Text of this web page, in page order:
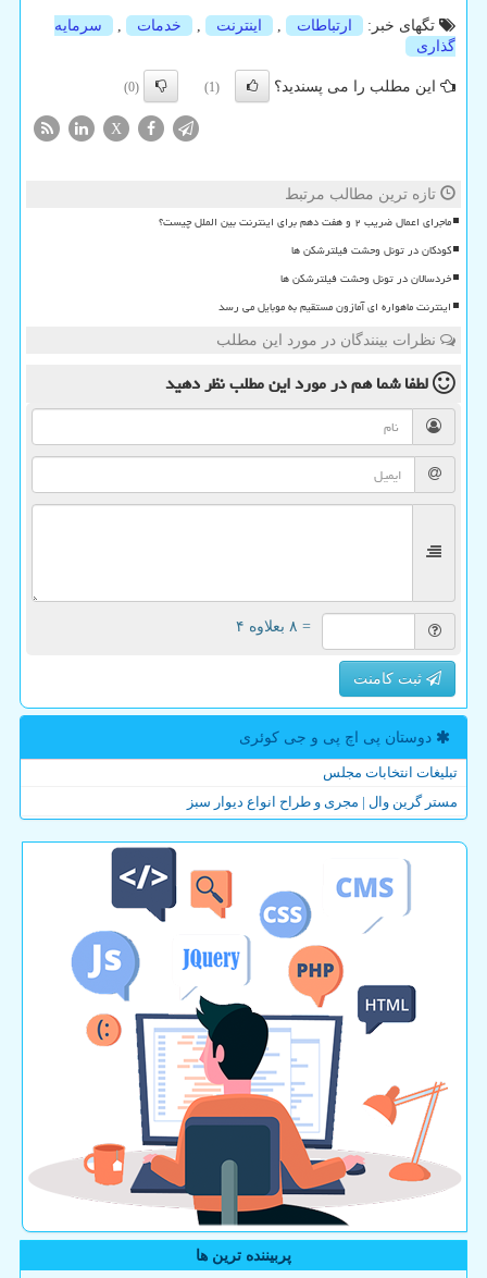
تگهای خبر:
ارتباطات , اینترنت , خدمات ,
سرمایه
گذاری
این مطلب را می پسندید؟ (1)
(0)
X
تازه ترین مطالب مرتبط
ماجرای اعمال ضریب ۲ و هفت دهم برای اینترنت بین الملل چیست؟
کودکان در تونل وحشت فیلترشکن ها
خردسالان در تونل وحشت فیلترشکن ها
اینترنت ماهواره ای آمازون مستقیم به موبایل می رسد
نظرات بینندگان در مورد این مطلب
لطفا شما همدر مورد این مطلبنظر دهید
= ۸ بعلاوه ۴
ثبت کامنت
دوستان پی اچ پی و جی كوئری
تبلیغات انتخابات مجلس
مستر گرین وال | مجری و طراح انواع دیوار سبز
پربیننده ترین ها